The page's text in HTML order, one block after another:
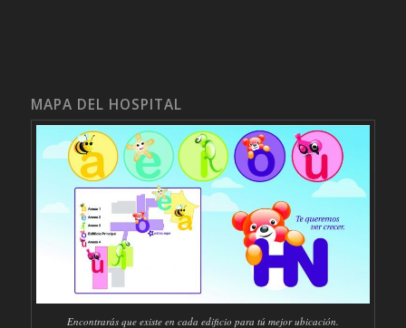
MAPA DEL HOSPITAL
Encontrarás que existe en cada edificio para tú mejor ubicación.